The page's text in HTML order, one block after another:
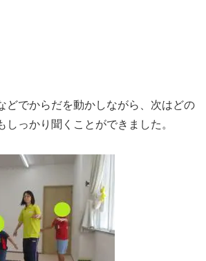
どでからだを動かしながら、次はどの
しっかり聞くことができました。